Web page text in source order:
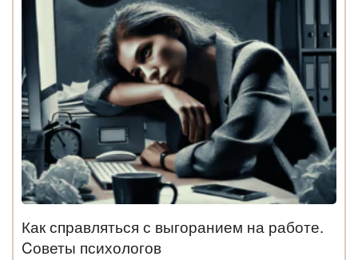
Как справляться с выгоранием на работе.
Cоветы психологов